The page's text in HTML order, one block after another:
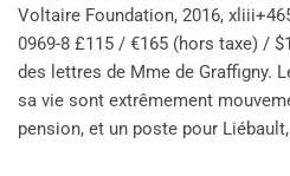
Voltaire Foundation, 2016,
0969-8 £115 / €165 (hors taxe) /
des lettres de Mme de Graffigny.
sa vie sont extrêmement
pension, et un poste pour